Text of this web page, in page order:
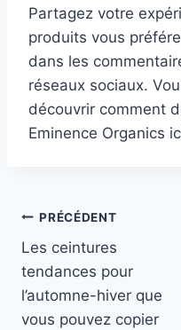
Partagez votre
produits vous
dans les
réseaux sociaux.
découvrir comment
Eminence Organics
Navigation
de
l’article
PRÉCÉDENT
Les ceintures
tendances pour
l’automne-hiver que
vous pouvez copier